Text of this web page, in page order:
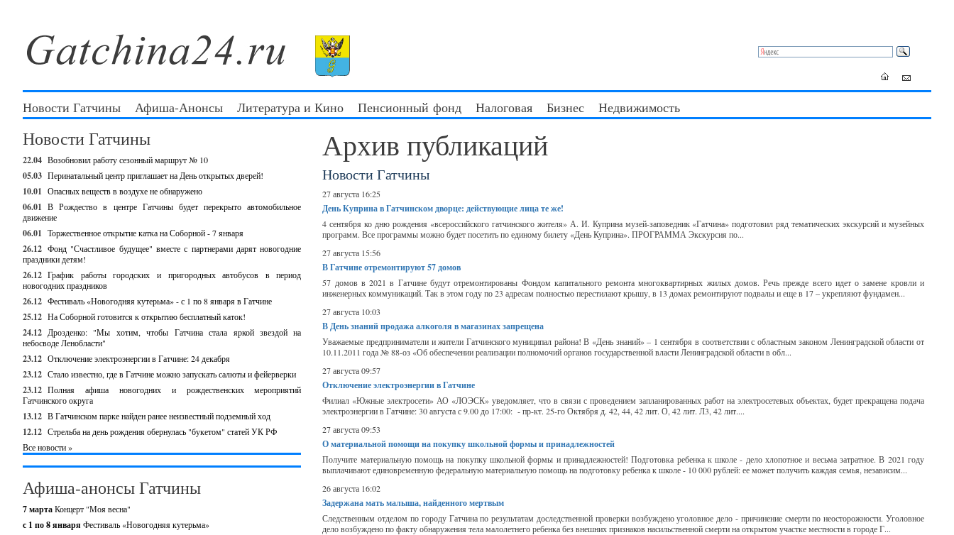
Новости Гатчины Афиша-Анонсы Литература и Кино Пенсионный фонд Налоговая Бизнес Недвижимость
Новости Гатчины
22.04 Возобновил работу сезонный маршрут № 10
05.03 Перинатальный центр приглашает на День открытых дверей!
10.01 Опасных веществ в воздухе не обнаружено
06.01 В Рождество в центре Гатчины будет перекрыто автомобильное
движение
06.01 Торжественное открытие катка на Соборной - 7 января
26.12 Фонд "Счастливое будущее" вместе с партнерами дарят новогодние
праздники детям!
26.12 График работы городских и пригородных автобусов в период
новогодних праздников
26.12 Фестиваль «Новогодняя кутерьма» - с 1 по 8 января в Гатчине
25.12 На Соборной готовится к открытию бесплатный каток!
24.12 Дрозденко: "Мы хотим, чтобы Гатчина стала яркой звездой на
небосводе Ленобласти"
23.12 Отключение электроэнергии в Гатчине: 24 декабря
23.12 Стало известно, где в Гатчине можно запускать салюты и фейерверки
23.12 Полная афиша новогодних и рождественских мероприятий
Гатчинского округа
13.12 В Гатчинском парке найден ранее неизвестный подземный ход
12.12 Стрельба на день рождения обернулась "букетом" статей УК РФ
Все новости »
Афиша-анонсы Гатчины
7 мартаКонцерт "Моя весна"
с 1 по 8 января Фестиваль «Новогодняя кутерьма»
Архив публикаций
Новости Гатчины
27 августа 16:25
День Куприна в Гатчинском дворце: действующие лица те же!
4 сентября ко дню рождения «всероссийского гатчинского жителя» А. И. Куприна музей-заповедник «Гатчина» подготовил ряд тематических экскурсий и музейных
программ. Все программы можно будет посетить по единому билету «День Куприна». ПРОГРАММА Экскурсия по...
27 августа 15:56
В Гатчине отремонтируют 57 домов
57 домов в 2021 в Гатчине будут отремонтированы Фондом капитального ремонта многоквартирных жилых домов. Речь прежде всего идет о замене кровли и
инженерных коммуникаций. Так в этом году по 23 адресам полностью перестилают крышу, в 13 домах ремонтируют подвалы и еще в 17 – укрепляют фундамен...
27 августа 10:03
В День знаний продажа алкоголя в магазинах запрещена
Уважаемые предприниматели и жители Гатчинского муниципал района! В «День знаний» – 1 сентября в соответствии с областным законом Ленинградской области от
10.11.2011 года № 88-оз «Об обеспечении реализации полномочий органов государственной власти Ленинградской области в обл...
27 августа 09:57
Отключение электроэнергии в Гатчине
Филиал «Южные электросети» АО «ЛОЭСК» уведомляет, что в связи с проведением запланированных работ на электросетевых объектах, будет прекращена подача
электроэнергии в Гатчине: 30 августа с 9.00 до 17:00: - пр-кт. 25-го Октября д. 42, 44, 42 лит. О, 42 лит. Л3, 42 лит....
27 августа 09:53
О материальной помощи на покупку школьной формы и принадлежностей
Получите материальную помощь на покупку школьной формы и принадлежностей! Подготовка ребенка к школе - дело хлопотное и весьма затратное. В 2021 году
выплачивают единовременную федеральную материальную помощь на подготовку ребенка к школе - 10 000 рублей: ее может получить каждая семья, независим...
26 августа 16:02
Задержана мать малыша, найденного мертвым
Следственным отделом по городу Гатчина по результатам доследственной проверки возбуждено уголовное дело - причинение смерти по неосторожности. Уголовное
дело возбуждено по факту обнаружения тела малолетнего ребенка без внешних признаков насильственной смерти на открытом участке местности в городе Г...